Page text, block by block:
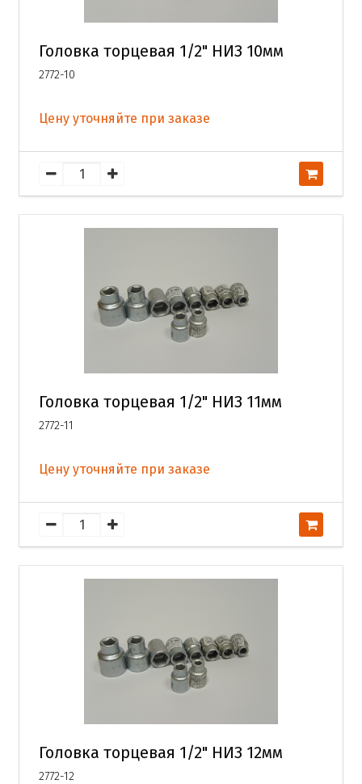
Головка торцевая 1/2" НИЗ 10мм
2772-10
Цену уточняйте при заказе
Головка торцевая 1/2" НИЗ 11мм
2772-11
Цену уточняйте при заказе
Головка торцевая 1/2" НИЗ 12мм
2772-12